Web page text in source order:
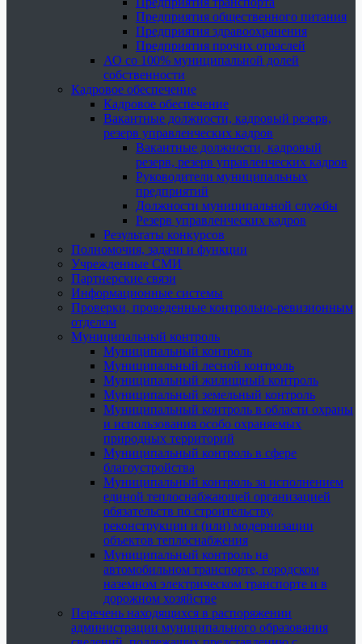
Предприятия общественного питания
Предприятия здравоохранения
Предприятия прочих отраслей
АО со 100% муниципальной долей
собственности
Кадровое обеспечение
Кадровое обеспечение
Вакантные должности, кадровый резерв,
резерв управленческих кадров
Вакантные должности, кадровый
резерв, резерв управленческих кадров
Руководители муниципальных
предприятий
Должности муниципальной службы
Резерв управленческих кадров
Результаты конкурсов
Полномочия, задачи и функции
Учрежденные СМИ
Партнерские связи
Информационные системы
Проверки, проведенные контрольно-ревизионным
отделом
Муниципальный контроль
Муниципальный контроль
Муниципальный лесной контроль
Муниципальный жилищный контроль
Муниципальный земельный контроль
Муниципальный контроль в области охраны
и использования особо охраняемых
природных территорий
Муниципальный контроль в сфере
благоустройства
Муниципальный контроль за исполнением
единой теплоснабжающей организацией
обязательств по строительству,
реконструкции и (или) модернизации
объектов теплоснабжения
Муниципальный контроль на
автомобильном транспорте, городском
наземном электрическом транспорте и в
дорожном хозяйстве
Перечень находящихся в распоряжении
администрации муниципального образования